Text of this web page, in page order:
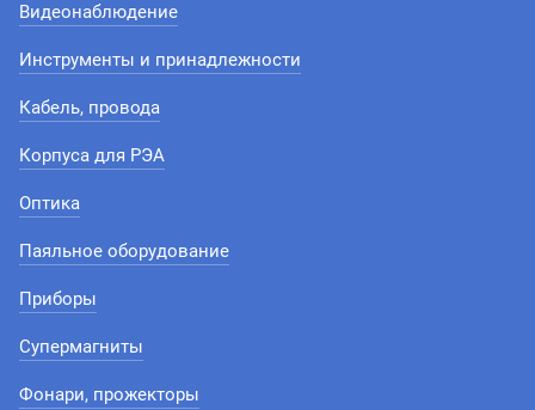
Видеонаблюдение
Инструменты и принадлежности
Кабель, провода
Корпуса для РЭА
Оптика
Паяльное оборудование
Приборы
Супермагниты
Фонари, прожекторы